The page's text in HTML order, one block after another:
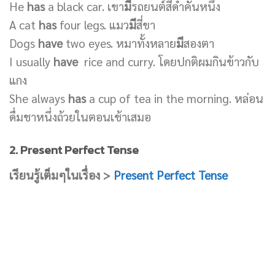
He hasa black car. เขามีรถยนต์สีดำคันหนึ่ง
A cat hasfour legs. แมวมีสี่ขา
Dogs havetwo eyes. หมาทั้งหลายมีสองตา
I usually haverice and curry. โดยปกติผมกินข้าวกับ
แกง
She always hasa cup of tea in the morning. หล่อน
ดื่มชาหนึ่งถ้วยในตอนเช้าเสมอ
2. Present Perfect Tense
เรียนรู้เต็มๆในเรื่อง > Present Perfect Tense